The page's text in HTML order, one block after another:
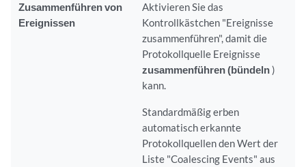
Zusammenführen von
Ereignissen
Aktivieren Sie das
Kontrollkästchen "Ereignisse
zusammenführen", damit die
Protokollquelle Ereignisse
zusammenführen (bündeln)
kann.
Standardmäßig erben
automatisch erkannte
Protokollquellen den Wert der
Liste "Coalescing Events" aus